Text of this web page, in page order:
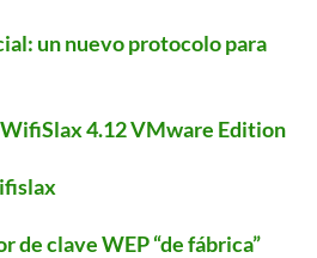
un nuevo protocolo para
4.12 VMware Edition
de clave WEP “de fábrica”